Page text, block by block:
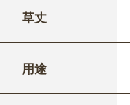
草丈
用途